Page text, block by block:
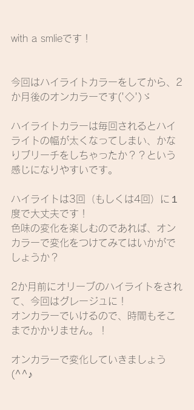
with a smlieです！
今回はハイライトカラーをしてから、2
か月後のオンカラーです('◇')ゞ
ハイライトカラーは毎回されるとハイ
ライトの幅が太くなってしまい、かな
りブリーチをしちゃったか？？という
感じになりやすいです。
ハイライトは3回（もしくは4回）に１
度で大丈夫です！
色味の変化を楽しむのであれば、オン
カラーで変化をつけてみてはいかがで
しょうか？
2か月前にオリーブのハイライトをされ
て、今回はグレージュに！
オンカラーでいけるので、時間もそこ
までかかりません。！
オンカラーで変化していきましょう
(^^♪